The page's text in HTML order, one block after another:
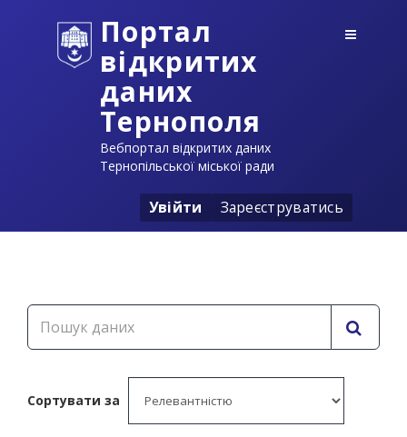
Портал
відкритих
даних
Тернополя
Вебпортал відкритих даних
Тернопільської міської ради
Увійти Зареєструватись
Сортувати за